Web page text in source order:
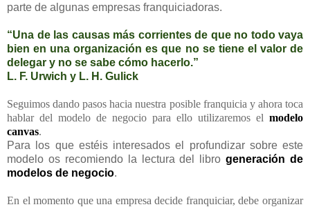
parte de algunas empresas franquiciadoras.
“Una de las causas más corrientes de que no todo vaya
bien en una organización es que no se tiene el valor de
delegar y no se sabe cómo hacerlo.”
L. F. Urwich y L. H. Gulick
Seguimos dando pasos hacia nuestra posible franquicia y ahora toca
hablar del modelo de negocio para ello utilizaremos el modelo
canvas.
Para los que estéis interesados el profundizar sobre este
modelo os recomiendo la lectura del librogeneración de
modelos de negocio.
En el momento que una empresa decide franquiciar, debe organizar